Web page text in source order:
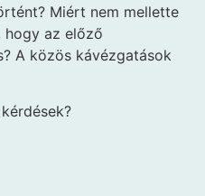
Miért nem mellette
hogy az előző
A közös kávézgatások